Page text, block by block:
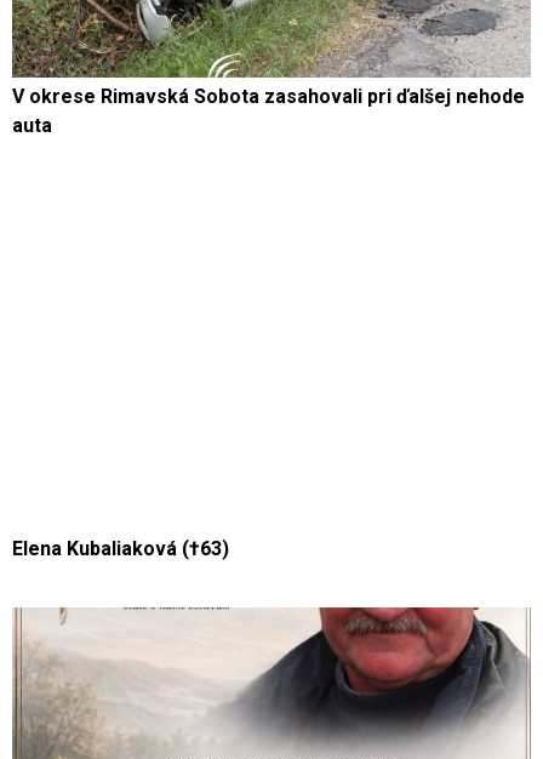
V okrese Rimavská Sobota zasahovali pri ďalšej nehode
auta
Elena Kubaliaková (†63)